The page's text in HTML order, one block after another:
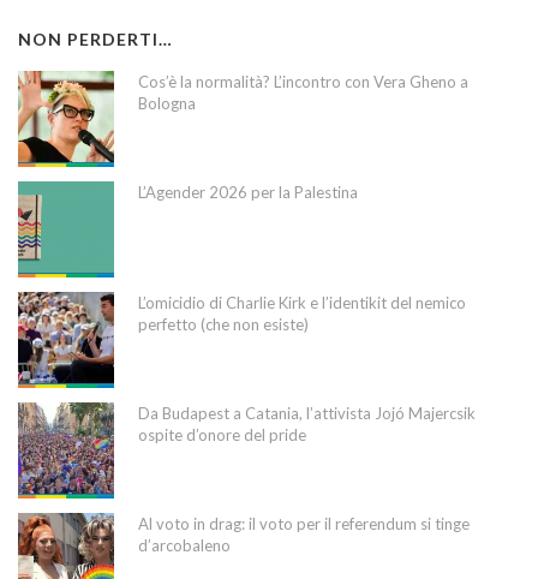
NON PERDERTI…
Cos’è la normalità? L’incontro con Vera Gheno a
Bologna
L’Agender 2026 per la Palestina
L’omicidio di Charlie Kirk e l’identikit del nemico
perfetto (che non esiste)
Da Budapest a Catania, l’attivista Jojó Majercsik
ospite d’onore del pride
Al voto in drag: il voto per il referendum si tinge
d’arcobaleno